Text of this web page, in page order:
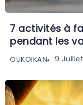
7 activités à
pendant les
OUKOIKAN 9